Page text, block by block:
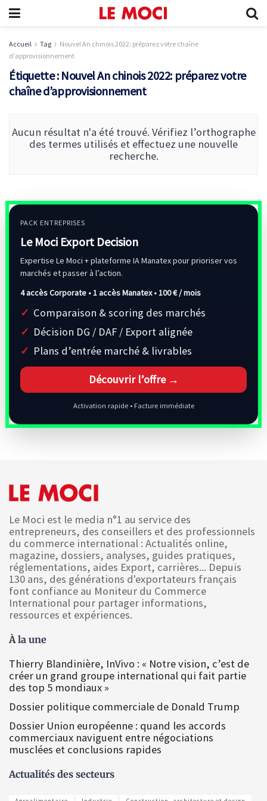
Accueil Tag
Nouvel An chinois 2022: préparez votre chaîne
d'approvisionnement
Étiquette : Nouvel An chinois 2022: préparez votre
chaîne d’approvisionnement
Aucun résultat n'a été trouvé. Vérifiez l’orthographe
des termes utilisés et effectuez une nouvelle
recherche.
PACK ENTREPRISES
Le Moci Export Decision
Expertise Le Moci + plateforme IA Manatex pour prioriser vos
marchés et passer à l’action.
4 accès Corporate • 1 accès Manatex •100 € / mois
Comparaison & scoring des marchés
Décision DG / DAF / Export alignée
Plans d’entrée marché & livrables
Découvrir l’offre →
Activation rapide • Facture immédiate
Le Moci est le media n°1 au service des
entrepreneurs, des conseillers et des professionnels
du commerce international : Actualités online,
magazine, dossiers, analyses, guides pratiques,
réglementations, aides Export, carrières... Depuis
130 ans, des générations d'exportateurs français
font confiance au Moniteur du Commerce
International pour partager informations,
ressources et expériences.
À la une
Thierry Blandinière, InVivo : « Notre vision, c’est de
créer un grand groupe international qui fait partie
des top 5 mondiaux »
Dossier politique commerciale de Donald Trump
Dossier Union européenne : quand les accords
commerciaux naviguent entre négociations
musclées et conclusions rapides
Actualités des secteurs